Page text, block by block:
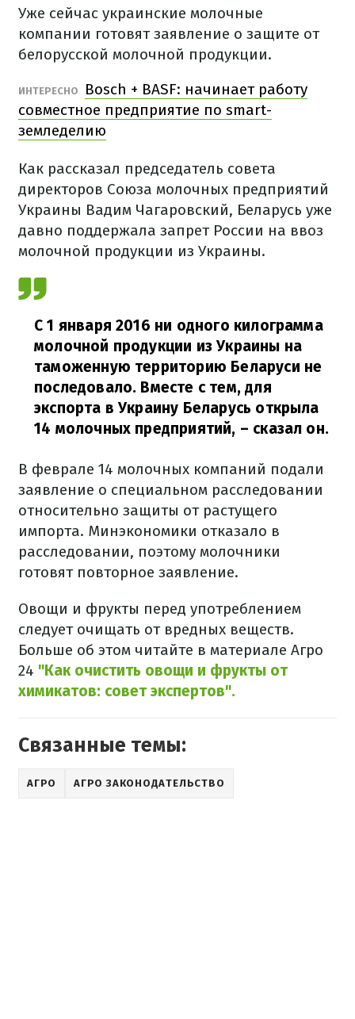
Уже сейчас украинские молочные
компании готовят заявление о защите от
белорусской молочной продукции.
ИНТЕРЕСНО
Bosch + BASF: начинает работу
совместное предприятие по smart-
земледелию
Как рассказал председатель совета
директоров Союза молочных предприятий
Украины Вадим Чагаровский, Беларусь уже
давно поддержала запрет России на ввоз
молочной продукции из Украины.
С 1 января 2016 ни одного килограмма
молочной продукции из Украины на
таможенную территорию Беларуси не
последовало. Вместе с тем, для
экспорта в Украину Беларусь открыла
14 молочных предприятий, – сказал он.
В феврале 14 молочных компаний подали
заявление о специальном расследовании
относительно защиты от растущего
импорта. Минэкономики отказало в
расследовании, поэтому молочники
готовят повторное заявление.
Овощи и фрукты перед употреблением
следует очищать от вредных веществ.
Больше об этом читайте в материале Агро
24 "Как очистить овощи и фрукты от
химикатов: совет экспертов".
Связанные темы:
АГРО АГРО ЗАКОНОДАТЕЛЬСТВО